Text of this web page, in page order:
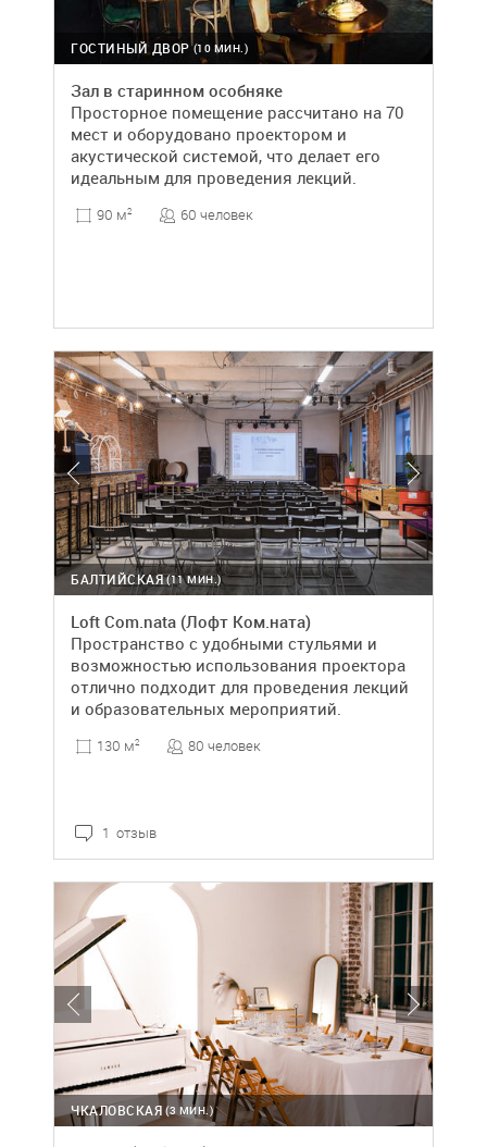
(10 МИН.)
ГОСТИНЫЙ ДВОР
Зал в старинном особняке
Просторное помещение рассчитано на 70
мест и оборудовано проектором и
акустической системой, что делает его
идеальным для проведения лекций.
90 м2 60 человек
(11 МИН.)
БАЛТИЙСКАЯ
Loft Com.nata (Лофт Ком.ната)
Пространство с удобными стульями и
возможностью использования проектора
отлично подходит для проведения лекций
и образовательных мероприятий.
130 м2 80 человек
1 отзыв
(3 МИН.)
ЧКАЛОВСКАЯ